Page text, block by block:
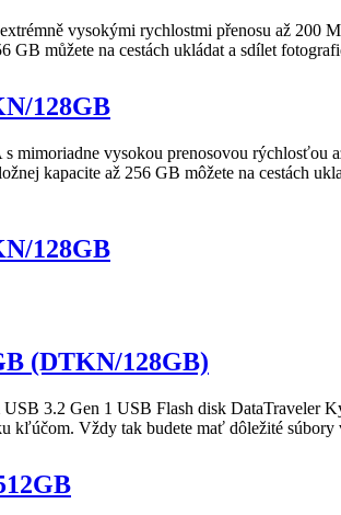
vysokými rychlostmi přenosu až 200
můžete na cestách ukládat a sdílet
128GB
mimoriadne vysokou prenosovou rýchlosťou
kapacite až 256 GB môžete na cestách
128GB
(DTKN/128GB)
3.2 Gen 1 USB Flash disk DataTraveler
Vždy tak budete mať dôležité súbory